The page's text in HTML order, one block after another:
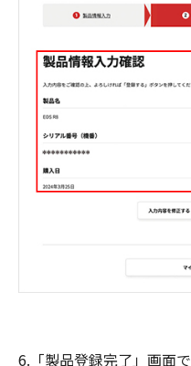
6.「製品登録完了」画面で